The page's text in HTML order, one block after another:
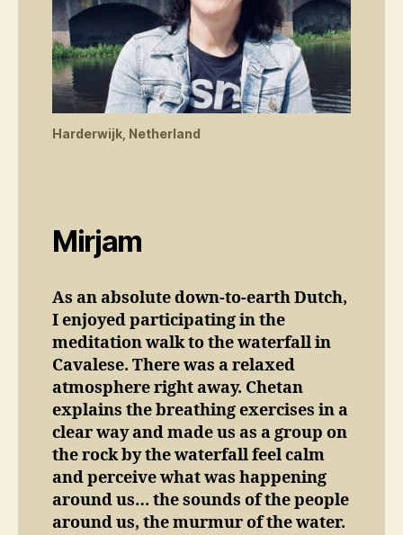
Harderwijk, Netherland
Mirjam
As an absolute down-to-earth Dutch,
I enjoyed participating in the
meditation walk to the waterfall in
Cavalese. There was a relaxed
atmosphere right away. Chetan
explains the breathing exercises in a
clear way and made us as a group on
the rock by the waterfall feel calm
and perceive what was happening
around us… the sounds of the people
around us, the murmur of the water.